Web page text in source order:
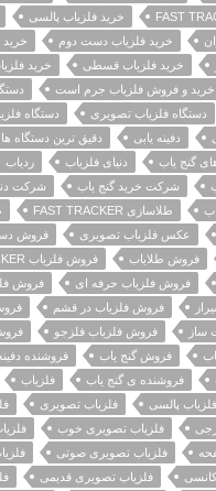
خرید فلزیاب پالسی
خرید فلزیاب دست دوم
خرید فلزیاب قسطی خرید
خرید و فروش فلزیاب جرم است
دستگاه فلزیاب تصویری دستگاه
دفینه یابی دقیق ترین دستگاه
گنج یاب
دنیای فلزیاب ردیاب
شرکت خرید گنج یاب شرکت
طلاسازی FAST TRACKER
عکس فلزیاب تصویری فروش
فروش طلایاب فروش فلزیاب FAST TRACKER
فروش فلزیاب حرفه ای فروش
فروش فلزیاب در قشم
ساز
فروش فلزیاب فلزجو
فروش گنج یاب فروشنده
فروشنده ی گنج یاب فلزیاب
فلزیاب پالسی فلزیاب تصویری
فلزیاب تصویری خوب
فلزیاب تصویری صوتی
فلزیاب تصویری قدیمی